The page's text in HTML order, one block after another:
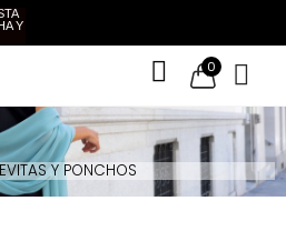
Y
0
Y PONCHOS